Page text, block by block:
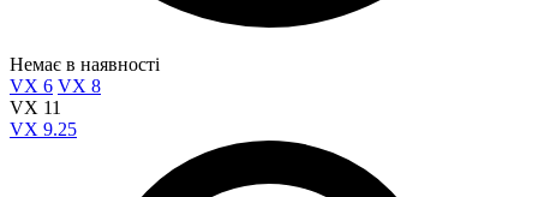
Немає в наявності
VX 6 VX 8
VX 11
VX 9.25